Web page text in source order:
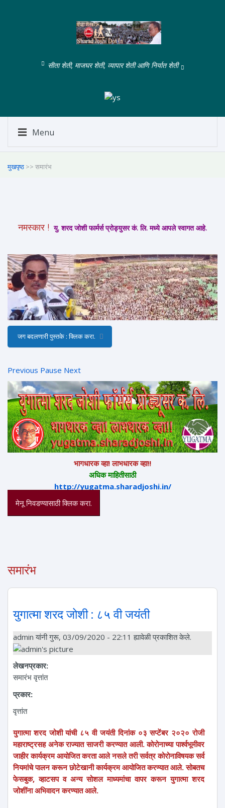
सीता शेती, माजघर शेती, व्यापार शेती आणि निर्यात शेती
Menu
मुखपृष्ठ >> समारंभ
नमस्कार ! यु. शरद जोशी फार्मर्स प्रोड्युसर कं. लि. मध्ये आपले स्वागत आहे.
जग बदलणारी पुस्तके : क्लिक करा.
Previous Pause Next
भागधारक व्हा! लाभधारक व्हा!!
अधिक माहितीसाठी
http://yugatma.sharadjoshi.in/
मेनू निवडण्यासाठी क्लिक करा.
समारंभ
युगात्मा शरद जोशी : ८५ वी जयंती
admin यांनी गुरू, 03/09/2020 - 22:11 ह्यावेळी प्रकाशित केले.
लेखनप्रकार:
समारंभ वृत्तांत
प्रकार:
वृत्तांत
युगात्मा शरद जोशी यांची ८५ वी जयंती दिनांक ०३ सप्टेंबर २०२० रोजी
महाराष्ट्रसह अनेक राज्यात साजरी करण्यात आली. कोरोनाच्या पार्श्वभूमीवर
जाहीर कार्यक्रम आयोजित करता आले नसले तरी सर्वत्र कोरोनाविषयक सर्व
नियमांचे पालन करून छोटेखानी कार्यक्रम आयोजित करण्यात आले. सोबतच
फेसबुक, व्हाटसप व अन्य सोशल माध्यमांचा वापर करून युगात्मा शरद
जोशींना अभिवादन करण्यात आले.